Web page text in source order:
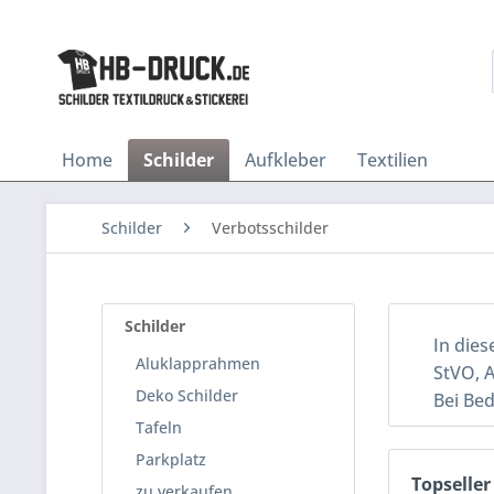
Home Schilder Aufkleber Textilien
Schilder Verbotsschilder
Schilder
Aluklapprahmen
Deko Schilder
Tafeln
Parkplatz
In
StVO,
Bei
Topseller